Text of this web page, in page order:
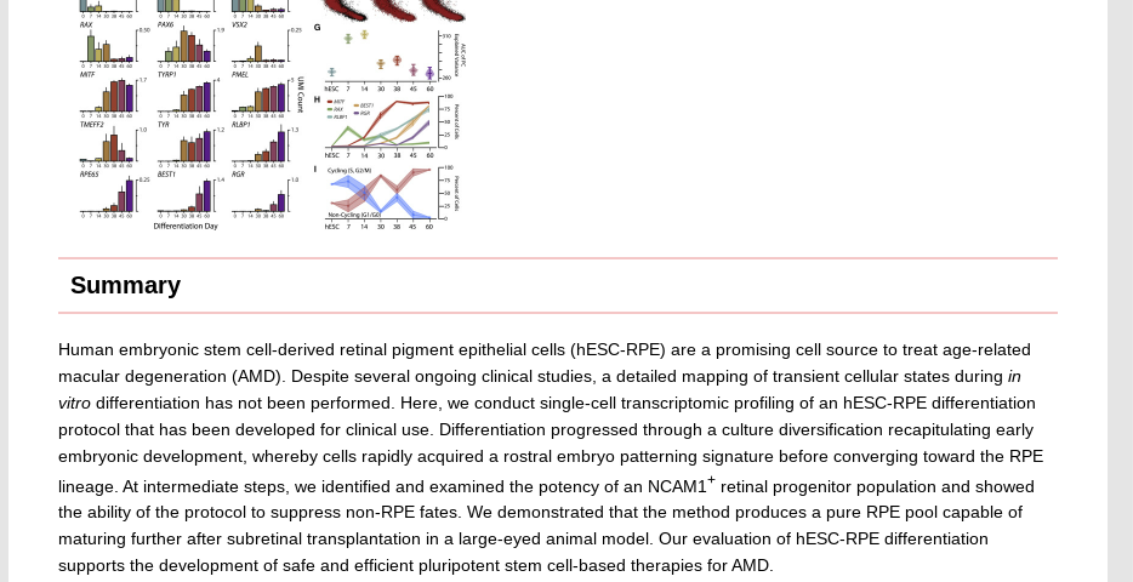
Summary
Human embryonic stem cell-derived retinal pigment epithelial cells (hESC-RPE) are a promising cell source to treat age-related
macular degeneration (AMD). Despite several ongoing clinical studies, a detailed mapping of transient cellular states during in
vitrodifferentiation has not been performed. Here, we conduct single-cell transcriptomic profiling of an hESC-RPE differentiation
protocol that has been developed for clinical use. Differentiation progressed through a culture diversification recapitulating early
embryonic development, whereby cells rapidly acquired a rostral embryo patterning signature before converging toward the RPE
lineage. At intermediate steps, we identified and examined the potency of an NCAM1 +retinal progenitor population and showed
the ability of the protocol to suppress non-RPE fates. We demonstrated that the method produces a pure RPE pool capable of
maturing further after subretinal transplantation in a large-eyed animal model. Our evaluation of hESC-RPE differentiation
supports the development of safe and efficient pluripotent stem cell-based therapies for AMD.